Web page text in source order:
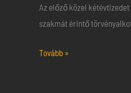
Az előző közel kétévtizedet
szakmát érintő
Tovább »